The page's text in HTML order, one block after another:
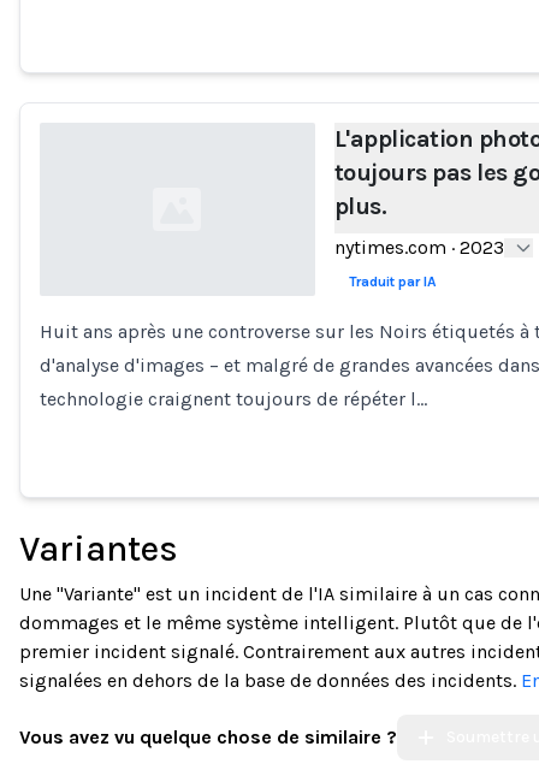
L'application
toujours pas les
plus.
nytimes.com · 2023
Traduit par IA
Huit ans après une controverse sur les Noirs étiquetés
d'analyse d'images – et malgré de grandes avancées
technologie craignent toujours de répéter l…
Variantes
Une "Variante" est un incident de l'IA similaire à un cas
dommages et le même système intelligent. Plutôt que de
premier incident signalé. Contrairement aux autres
signalées en dehors de la base de données des incidents.
Vous avez vu quelque chose de similaire ?